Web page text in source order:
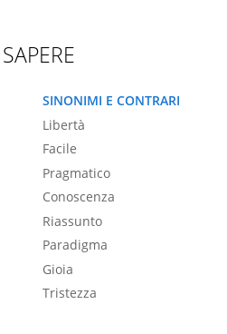
SAPERE
SINONIMI E CONTRARI
Libertà
Facile
Pragmatico
Conoscenza
Riassunto
Paradigma
Gioia
Tristezza